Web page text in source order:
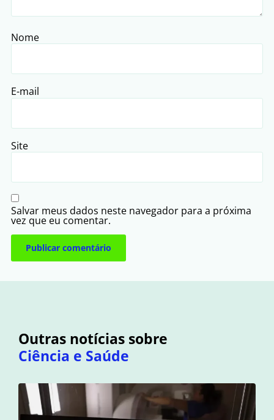
Nome
E-mail
Site
Salvar meus dados neste navegador para a próxima
vez que eu comentar.
Outras notícias sobre
Ciência e Saúde